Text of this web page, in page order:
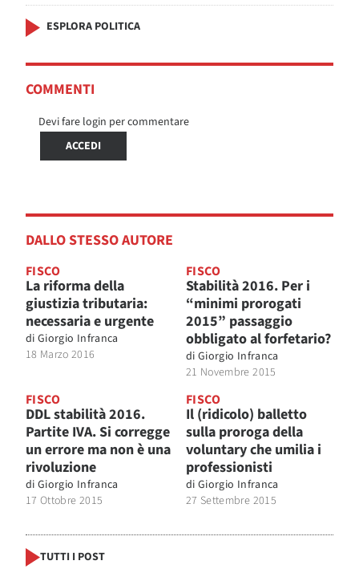
ESPLORA POLITICA
COMMENTI
Devi fare login per commentare
ACCEDI
DALLO STESSO AUTORE
FISCO
La riforma della
giustizia tributaria:
necessaria e urgente
di Giorgio Infranca
18 Marzo 2016
FISCO
Stabilità 2016. Per i
“minimi prorogati
2015” passaggio
obbligato al forfetario?
di Giorgio Infranca
21 Novembre 2015
FISCO
DDL stabilità 2016.
Partite IVA. Si corregge
un errore ma non è una
rivoluzione
di Giorgio Infranca
17 Ottobre 2015
FISCO
Il (ridicolo) balletto
sulla proroga della
voluntary che umilia i
professionisti
di Giorgio Infranca
27 Settembre 2015
TUTTI I POST